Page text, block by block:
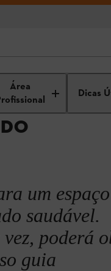
Área
Dicas
Como cortar a
um espaço
saudável.
poderá
guia